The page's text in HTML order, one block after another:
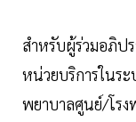
สำหรับผู้ร่วมอภิป
หน่วยบริการในร
พยาบาลศูนย์/โรง